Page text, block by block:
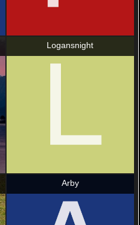
Logansnight
Arby